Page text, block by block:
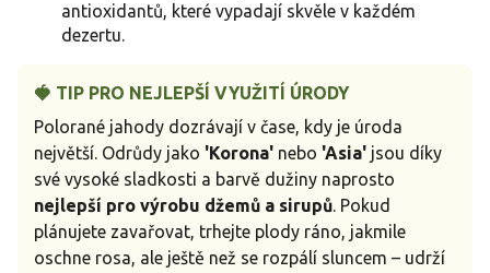
antioxidantů, které vypadají skvěle v každém
dezertu.
🍓 TIP PRO NEJLEPŠÍ VYUŽITÍ ÚRODY
Polorané jahody dozrávají v čase, kdy je úroda
největší. Odrůdy jako 'Korona' nebo 'Asia' jsou díky
své vysoké sladkosti a barvě dužiny naprosto
nejlepší pro výrobu džemů a sirupů. Pokud
plánujete zavařovat, trhejte plody ráno, jakmile
oschne rosa, ale ještě než se rozpálí sluncem – udrží